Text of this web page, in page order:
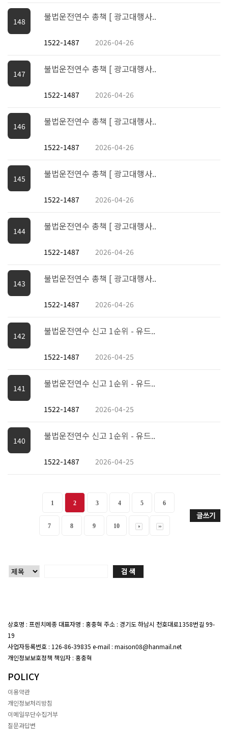
148 불법운전연수 총책 [ 광고대행사..
1522-1487 2026-04-26
147 불법운전연수 총책 [ 광고대행사..
1522-1487 2026-04-26
146 불법운전연수 총책 [ 광고대행사..
1522-1487 2026-04-26
145 불법운전연수 총책 [ 광고대행사..
1522-1487 2026-04-26
144 불법운전연수 총책 [ 광고대행사..
1522-1487 2026-04-26
143 불법운전연수 총책 [ 광고대행사..
1522-1487 2026-04-26
142 불법운전연수 신고 1순위 - 유드..
1522-1487 2026-04-25
141 불법운전연수 신고 1순위 - 유드..
1522-1487 2026-04-25
140 불법운전연수 신고 1순위 - 유드..
1522-1487 2026-04-25
1 2 3 4 5 6
7 8 9 10
상호명 : 프렌치메종 대표자명 : 홍충혁 주소 : 경기도 하남시 천호대로1358번길 99-
19
사업자등록번호 : 126-86-39835 e-mail : maison08@hanmail.net
개인정보보호정책 책임자 : 홍충혁
POLICY
이용약관
개인정보처리방침
이메일무단수집거부
질문과답변